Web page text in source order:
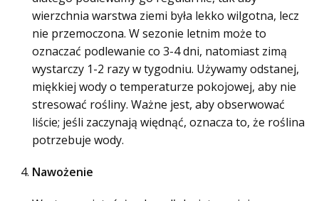
wierzchnia warstwa ziemi była lekko wilgotna, lecz
nie przemoczona. W sezonie letnim może to
oznaczać podlewanie co 3-4 dni, natomiast zimą
wystarczy 1-2 razy w tygodniu. Używamy odstanej,
miękkiej wody o temperaturze pokojowej, aby nie
stresować rośliny. Ważne jest, aby obserwować
liście; jeśli zaczynają więdnąć, oznacza to, że roślina
potrzebuje wody.
Nawożenie